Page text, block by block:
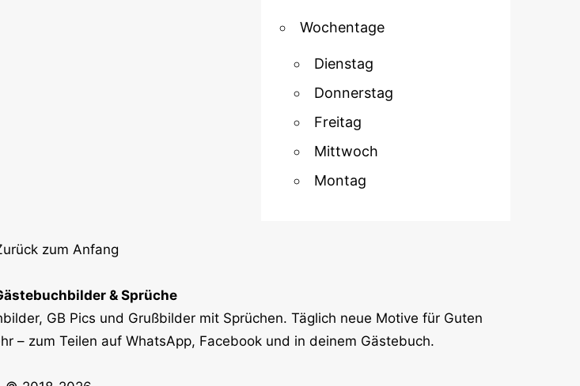
Wochentage
Dienstag
Donnerstag
Freitag
Mittwoch
Montag
zum Anfang
& Sprüche
GB Pics und Grußbilder mit Sprüchen. Täglich neue Motive für Guten
– zum Teilen auf WhatsApp, Facebook und in deinem Gästebuch.